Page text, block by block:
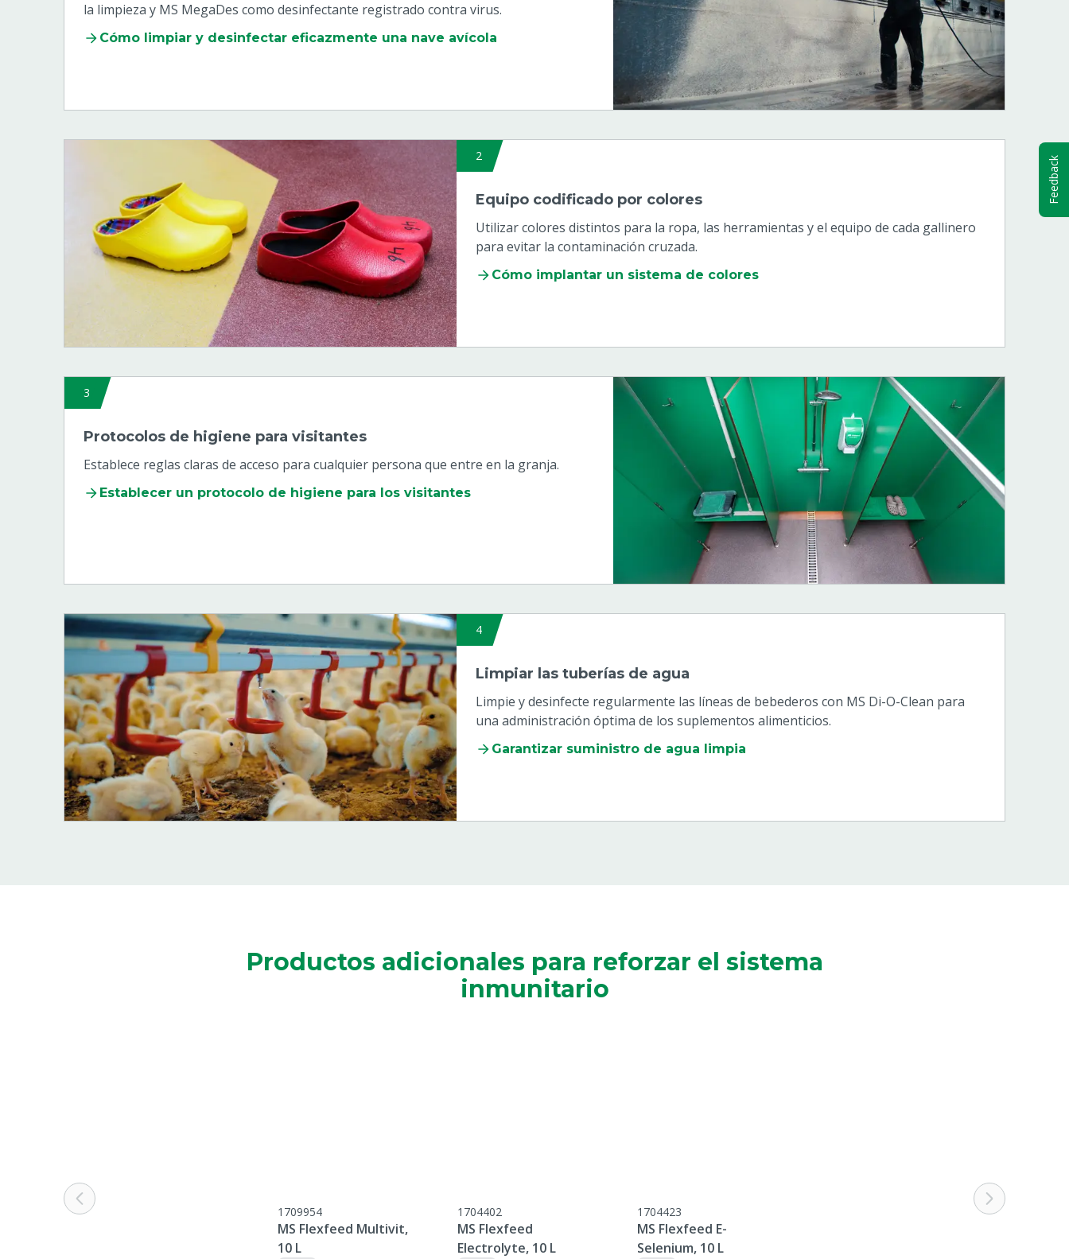
la limpieza y MS MegaDes como desinfectante registrado contra virus.
Cómo limpiar y desinfectar eficazmente una nave avícola
2
Equipo codificado por colores
Utilizar colores distintos para la ropa, las herramientas y el equipo de cada gallinero
para evitar la contaminación cruzada.
Cómo implantar un sistema de colores
3
Protocolos de higiene para visitantes
Establece reglas claras de acceso para cualquier persona que entre en la granja.
Establecer un protocolo de higiene para los visitantes
4
Limpiar las tuberías de agua
Limpie y desinfecte regularmente las líneas de bebederos con MS Di-O-Clean para
una administración óptima de los suplementos alimenticios.
Garantizar suministro de agua limpia
Productos adicionales para reforzar el sistema
inmunitario
1709954
MS Flexfeed Multivit,
10 L
1704402
MS Flexfeed
Electrolyte, 10 L
1704423
MS Flexfeed E-
Selenium, 10 L
Feedback